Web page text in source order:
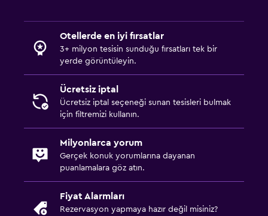
Otellerde en iyi fırsatlar
3+ milyon tesisin sunduğu fırsatları tek bir
yerde görüntüleyin.
Ücretsiz iptal
Ücretsiz iptal seçeneği sunan tesisleri bulmak
için filtremizi kullanın.
Milyonlarca yorum
Gerçek konuk yorumlarına dayanan
puanlamalara göz atın.
Fiyat Alarmları
Rezervasyon yapmaya hazır değil misiniz?